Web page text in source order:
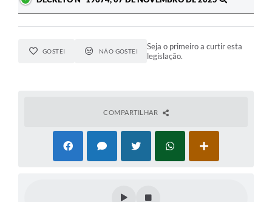
GOSTEI NÃO GOSTEI
Seja o primeiro a curtir esta
legislação.
COMPARTILHAR